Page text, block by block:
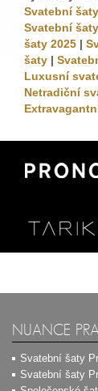
Svatební šaty
Svatební
šaty 2025 |
šaty |
Luxusní
Netradiční
NUANCE
Svatební šaty
Svatební šaty